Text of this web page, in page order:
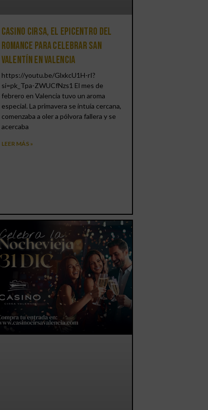
Casino CIRSA, el epicentro del
romance para celebrar San
Valentín en Valencia
https://youtu.be/GlxkcU1H-rI?
si=pk_Tpa-ZWUCfNzs1 El mes de
febrero en Valencia tuvo un aroma
especial. La primavera se intuía cercana,
comenzaba a oler a pólvora fallera y se
acercaba
LEER MÁS »